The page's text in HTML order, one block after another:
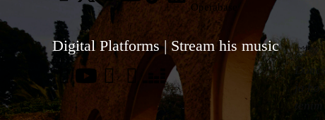
Digital Platforms | Stream his music
💥💚
Doncs
ja ho
tenim